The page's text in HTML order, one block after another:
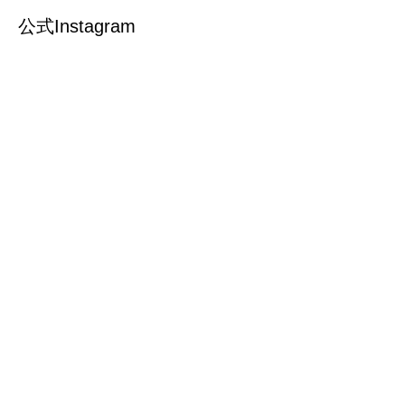
公式Instagram